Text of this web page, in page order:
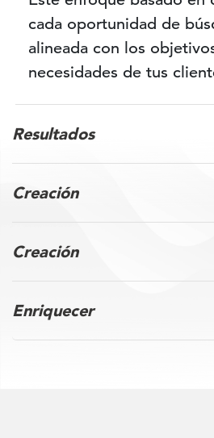
cada oportunidad de
alineada con los
necesidades de tus
Resultados
Creación
Creación
Enriquecer